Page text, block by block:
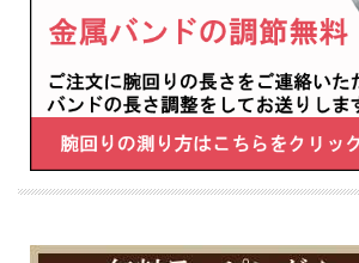
視認性が高く、実用的な日付曜日付きです
■プッシュ式三つ折中留め
■光発電
■光発電約8ヶ月（フル充電時）
■月差±15秒
■チタンケース
■耐ニッケルアレルギー